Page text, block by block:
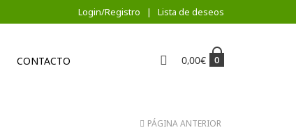
Login/Registro Lista de deseos
CONTACTO 0
0,00€
PÁGINA ANTERIOR